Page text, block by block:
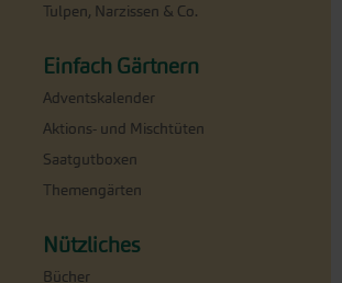
Tulpen, Narzissen & Co.
Einfach Gärtnern
Adventskalender
Aktions- und Mischtüten
Saatgutboxen
Themengärten
Nützliches
Bücher